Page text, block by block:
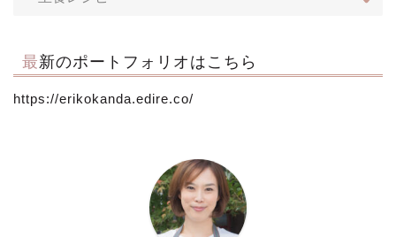
最新のポートフォリオはこちら
https://erikokanda.edire.co/